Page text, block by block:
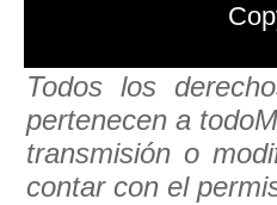
Todos los
pertenecen a
transmisión o
contar con el